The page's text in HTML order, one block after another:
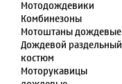
Мотодождевики
Комбинезоны
Мотоштаны дождевые
Дождевой раздельный
костюм
Моторукавицы